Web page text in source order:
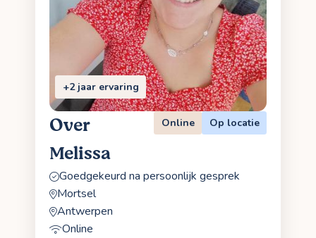
+2 jaar ervaring
Over
Melissa
Online Op locatie
Goedgekeurd na persoonlijk gesprek
Mortsel
Antwerpen
Online